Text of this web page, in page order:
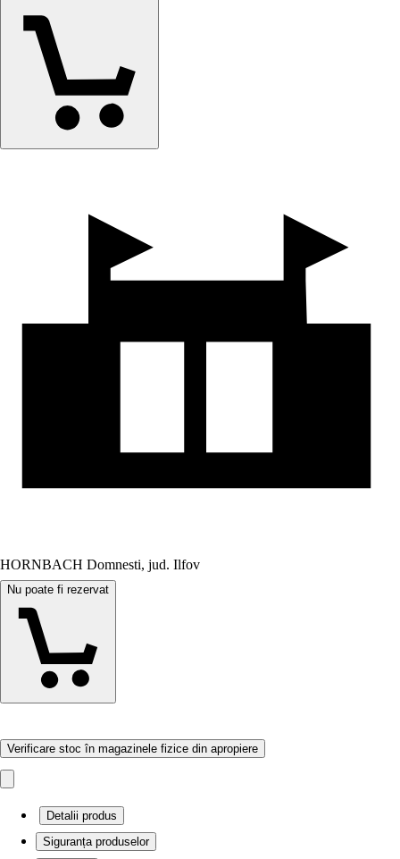
HORNBACH Domnesti, jud. Ilfov
Nu poate fi rezervat
Verificare stoc în magazinele fizice din apropiere
Detalii produs
Siguranța produselor